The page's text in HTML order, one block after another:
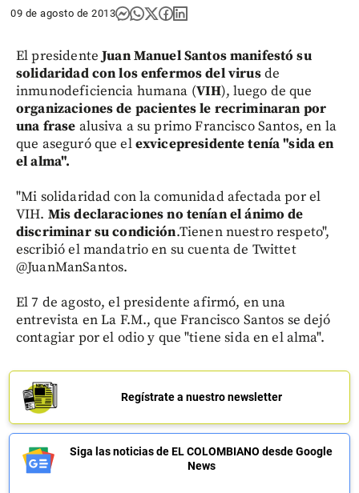
09 de agosto de 2013
El presidenteJuan Manuel Santos manifestó su
solidaridad con los enfermos del virusde
inmunodeficiencia humana (VIH), luego de que
organizaciones de pacientes le recriminaran por
una frase alusiva a su primo Francisco Santos, en la
que aseguró que elexvicepresidente tenía "sida en
el alma".
"Mi solidaridad con la comunidad afectada por el
VIH. Mis declaraciones no tenían el ánimo de
discriminar su condición.Tienen nuestro respeto",
escribió el mandatrio en su cuenta de Twittet
@JuanManSantos.
El 7 de agosto, el presidente afirmó, en una
entrevista en La F.M., que Francisco Santos se dejó
contagiar por el odio y que "tiene sida en el alma".
Regístrate a nuestro newsletter
Siga las noticias de EL COLOMBIANO desde Google
News